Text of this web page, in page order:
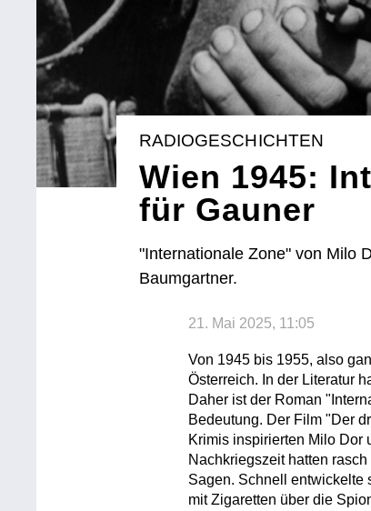
RADIOGESCHICHTEN
Wien 1945:
für Gauner
"Internationale Zone" von Milo
Baumgartner.
21. Mai 2025, 11:05
Von 1945 bis 1955, also
Österreich. In der Literatur
Daher ist der Roman
Bedeutung. Der Film "Der
Krimis inspirierten Milo Dor
Nachkriegszeit hatten
Sagen. Schnell entwickelte
mit Zigaretten über die